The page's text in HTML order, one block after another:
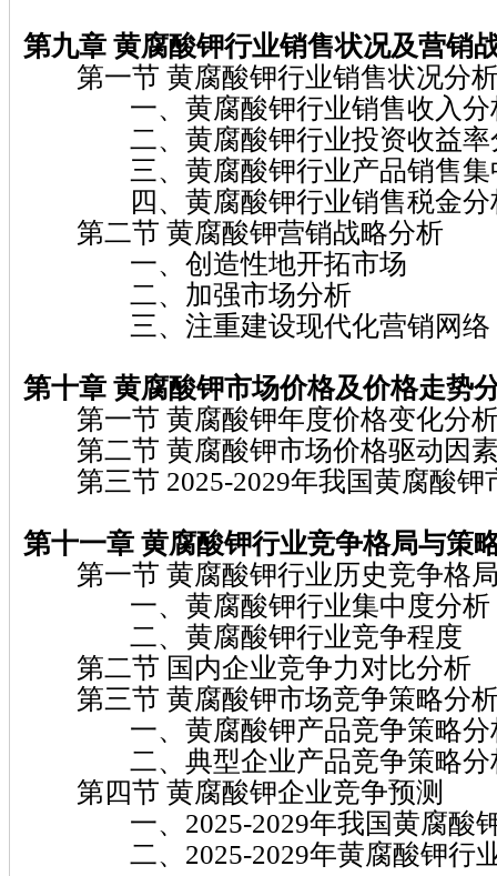
第九章 黄腐酸钾行业销售状况及营销
第一节 黄腐酸钾行业销售状况分
一、黄腐酸钾行业销售收入分
二、黄腐酸钾行业投资收益率
三、黄腐酸钾行业产品销售集
四、黄腐酸钾行业销售税金分
第二节 黄腐酸钾营销战略分析
一、创造性地开拓市场
二、加强市场分析
三、注重建设现代化营销网络
第十章 黄腐酸钾市场价格及价格走势
第一节 黄腐酸钾年度价格变化分
第二节 黄腐酸钾市场价格驱动因
第三节 2025-2029年我国黄腐酸钾
第十一章 黄腐酸钾行业竞争格局与策
第一节 黄腐酸钾行业历史竞争格
一、黄腐酸钾行业集中度分析
二、黄腐酸钾行业竞争程度
第二节 国内企业竞争力对比分析
第三节 黄腐酸钾市场竞争策略分
一、黄腐酸钾产品竞争策略分
二、典型企业产品竞争策略分
第四节 黄腐酸钾企业竞争预测
一、2025-2029年我国黄腐酸钾
二、2025-2029年黄腐酸钾行业